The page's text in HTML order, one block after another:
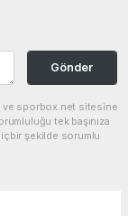
Gönder
ve sporbox.net sitesine
tek başınıza
şekilde sorumlu